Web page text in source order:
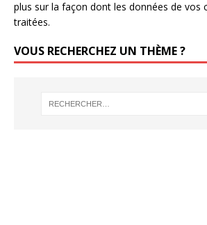
plus sur la façon dont les données de vos
traitées.
VOUS RECHERCHEZ UN THÈME ?